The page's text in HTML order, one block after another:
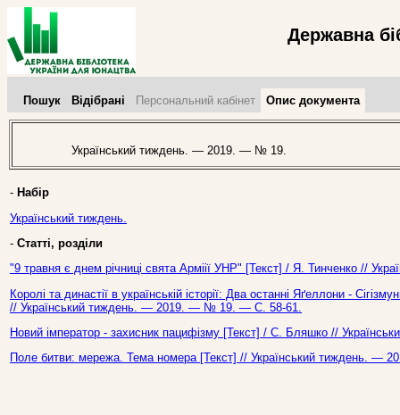
Державна
Пошук Відібрані Персональний кабінет Опис документа
Український тиждень. — 2019. — № 19.
- Набір
Український тиждень.
- Статті, розділи
"9 травня є днем річниці свята Арміії УНР" [Текст] / Я. Тинченко //
Королі та династії в українській історії: Два останні Яґеллони -
// Український тиждень. — 2019. — № 19. — С. 58-61.
Новий імператор - захисник пацифізму [Текст] / С. Бляшко //
Поле битви: мережа. Тема номера [Текст] // Український тиждень.